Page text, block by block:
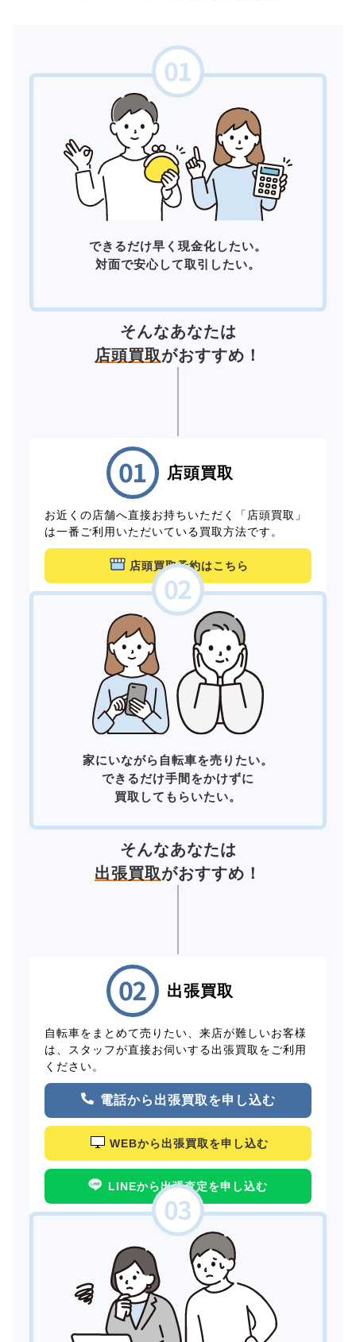
できるだけ早く現金化したい。
対面で安心して取引したい。
そんなあなたは
店頭買取がおすすめ！
店頭買取
お近くの店舗へ直接お持ちいただく「店頭買取」
は一番ご利用いただいている買取方法です。
店頭買取予約はこちら
家にいながら自転車を売りたい。
できるだけ手間をかけずに
買取してもらいたい。
そんなあなたは
出張買取がおすすめ！
出張買取
自転車をまとめて売りたい、来店が難しいお客様
は、スタッフが直接お伺いする出張買取をご利用
ください。
電話から出張買取を申し込む
WEBから出張買取を申し込む
LINEから出張査定を申し込む